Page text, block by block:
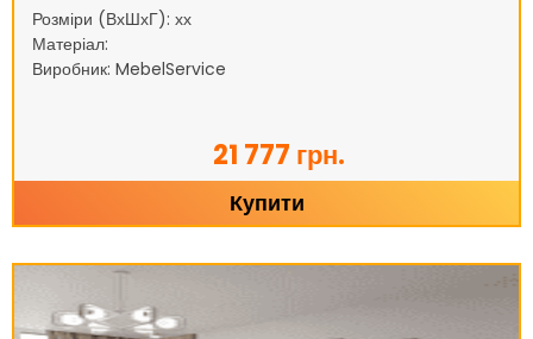
Розміри (ВхШхГ): хх
Матеріал:
Виробник: MebelService
21 777 грн.
Купити